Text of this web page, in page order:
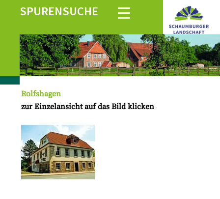
SPURENSUCHE
Rolfshagen
zur Einzelansicht auf das Bild klicken